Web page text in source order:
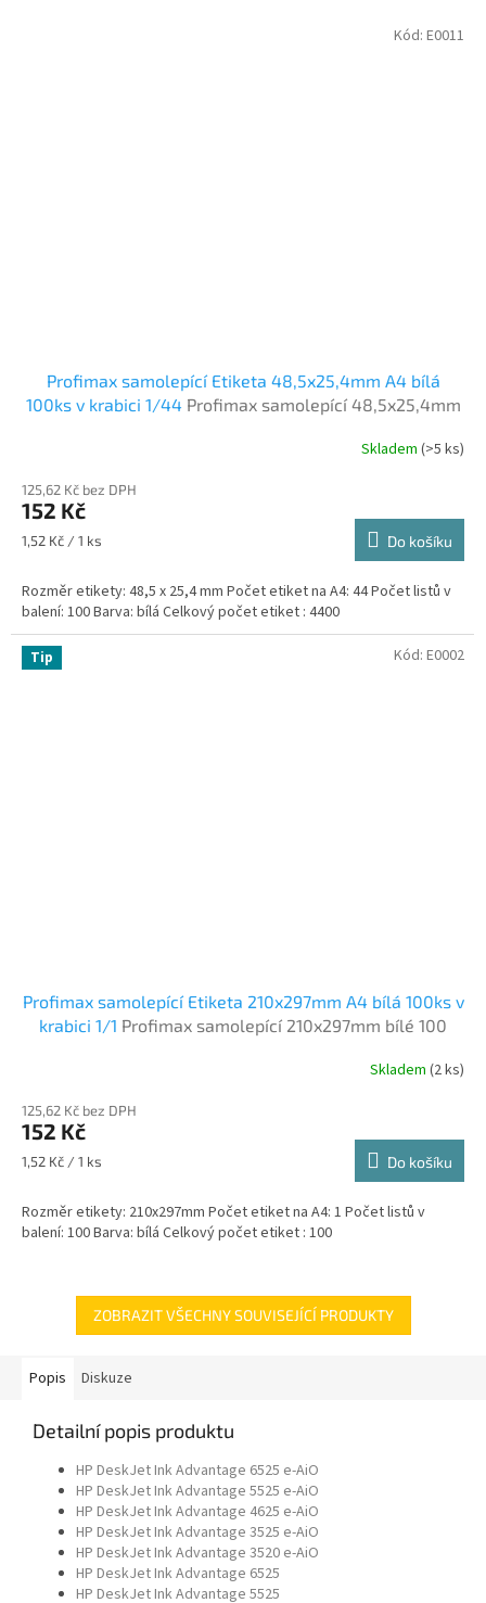
Profimax samolepící Etiketa 48,5x25,4mm A4 bílá
100ks v krabici 1/44 Profimax samolepící 48,5x25,4mm
Skladem (>5 ks)
125,62 Kč bez DPH
152 Kč
Měrná
1,52 Kč / 1 ks Do košíku
Rozměr etikety: 48,5 x 25,4 mm Počet etiket na A4: 44 Počet listů v
balení: 100 Barva: bílá Celkový počet etiket : 4400
Kód: E0011
Tip
Profimax samolepící Etiketa 210x297mm A4 bílá 100ks v
krabici 1/1 Profimax samolepící 210x297mm bílé 100
Skladem (2 ks)
125,62 Kč bez DPH
152 Kč
Měrná
1,52 Kč / 1 ks Do košíku
Rozměr etikety: 210x297mm Počet etiket na A4: 1 Počet listů v
balení: 100 Barva: bílá Celkový počet etiket : 100
Kód: E0002
ZOBRAZIT VŠECHNY SOUVISEJÍCÍ PRODUKTY
Popis Diskuze
Detailní popis produktu
HP DeskJet Ink Advantage 6525 e-AiO
HP DeskJet Ink Advantage 5525 e-AiO
HP DeskJet Ink Advantage 4625 e-AiO
HP DeskJet Ink Advantage 3525 e-AiO
HP DeskJet Ink Advantage 3520 e-AiO
HP DeskJet Ink Advantage 6525
HP DeskJet Ink Advantage 5525